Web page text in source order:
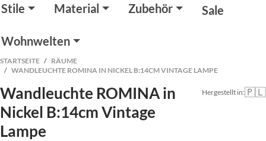
Stile Material Zubehör Sale
Wohnwelten
STARTSEITE
RÄUME
WANDLEUCHTE ROMINA IN NICKEL B:14CM VINTAGE LAMPE
Wandleuchte ROMINA in
Nickel B:14cm Vintage
Lampe
Hergestellt in:🇵🇱